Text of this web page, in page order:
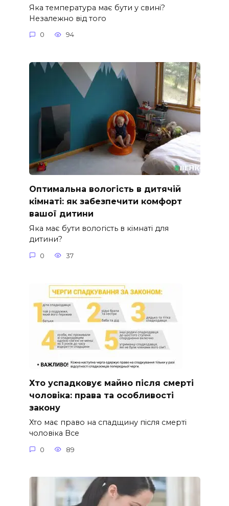
Яка температура має бути у свині?
Незалежно від того
0 94
Оптимальна вологість в дитячій
кімнаті: як забезпечити комфорт
вашої дитини
Яка має бути вологість в кімнаті для
дитини?
0 37
Хто успадковує майно після смерті
чоловіка: права та особливості
закону
Хто має право на спадщину після смерті
чоловіка Все
0 89